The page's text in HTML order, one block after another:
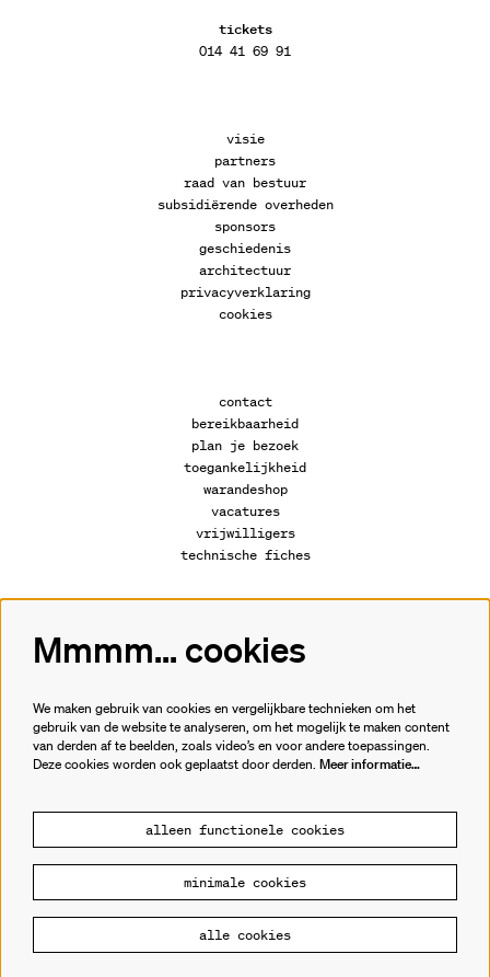
tickets
014 41 69 91
visie
partners
raad van bestuur
subsidiërende overheden
sponsors
geschiedenis
architectuur
privacyverklaring
cookies
contact
bereikbaarheid
plan je bezoek
toegankelijkheid
warandeshop
vacatures
vrijwilligers
technische fiches
Volg ons
Meld je aan voor de nieuwsbrief.
© Cultuurhuis de Warande
Powered byCultureSuite
Mmmm... cookies
We maken gebruik van cookies en vergelijkbare technieken om het
gebruik van de website te analyseren, om het mogelijk te maken content
van derden af te beelden, zoals video’s en voor andere toepassingen.
Deze cookies worden ook geplaatst door derden. Meer informatie…
alleen functionele cookies
minimale cookies
alle cookies